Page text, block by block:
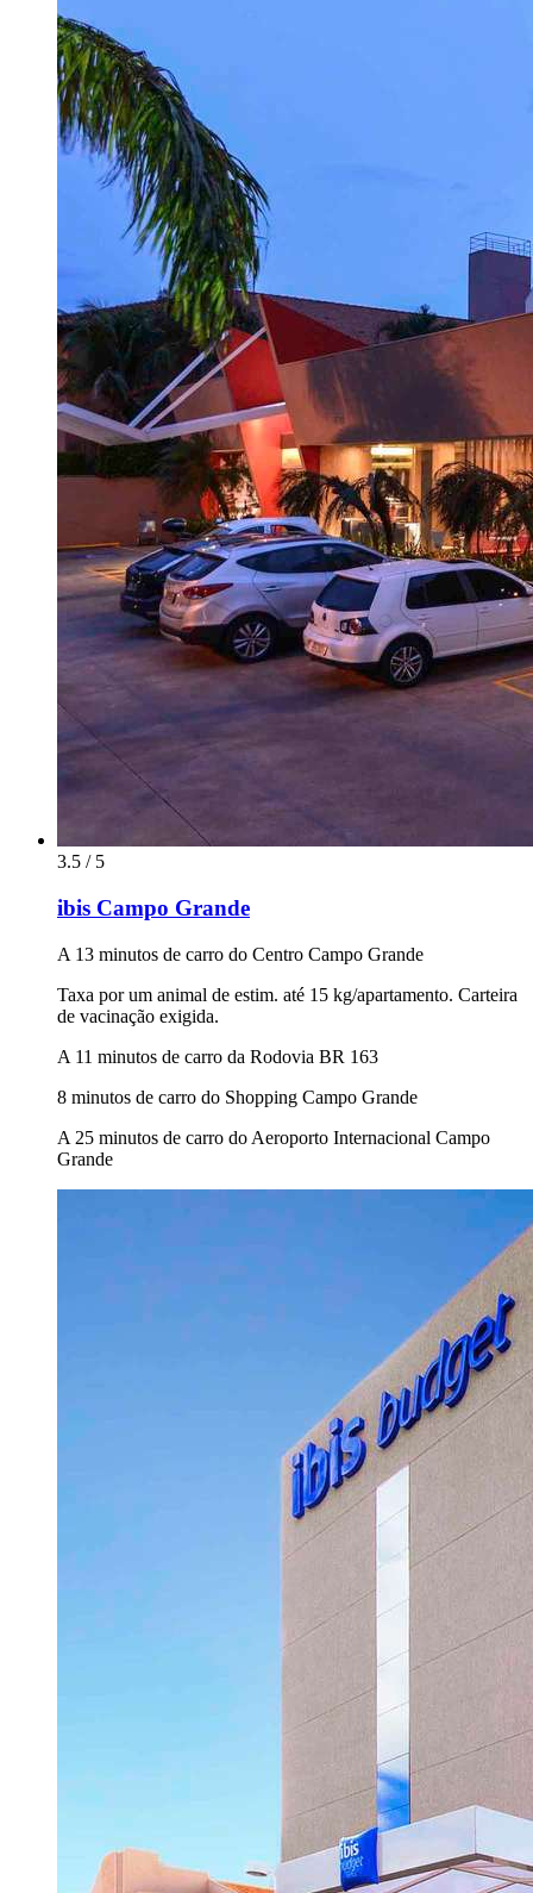
3.5 / 5
ibis Campo Grande
A 13 minutos de carro do Centro Campo Grande
Taxa por um animal de estim. até 15 kg/apartamento. Carteira
de vacinação exigida.
A 11 minutos de carro da Rodovia BR 163
8 minutos de carro do Shopping Campo Grande
A 25 minutos de carro do Aeroporto Internacional Campo
Grande